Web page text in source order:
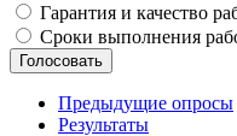
Гарантия и качество
Сроки выполнения
Предыдущие опросы
Результаты